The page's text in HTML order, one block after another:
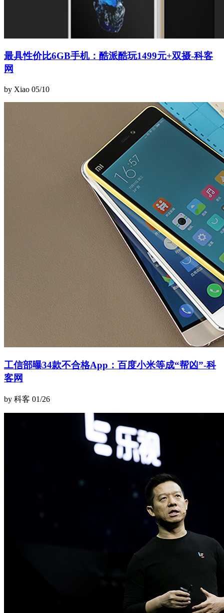
最具性价比6GB手机：酷派酷玩1499元+双摄-科客
网
by Xiao 05/10
工信部曝34款不合格App：百度小米等成“帮凶”-科
客网
by 科客 01/26